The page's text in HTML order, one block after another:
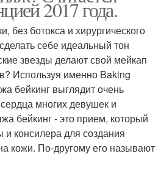
2017 года.
без ботокса и хирургического
себе идеальный тон
звезды делают свой мейкап
Используя именно Baking
бейкинг выглядит очень
многих девушек и
бейкинг - это прием, который
и консилера для создания
кожи. По-другому его называют